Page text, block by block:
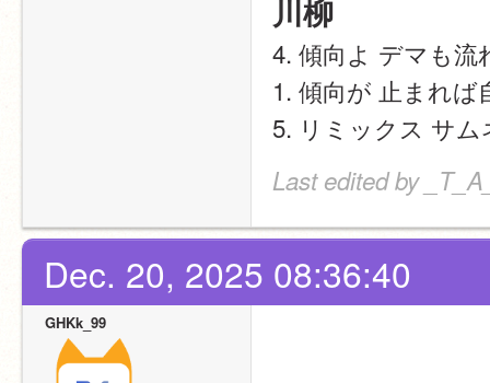
川柳
4. 傾向よ デマも流
1. 傾向が 止まれ
5. リミックス サ
Last edited by
Dec. 20, 2025 08:36:40
GHKk_99